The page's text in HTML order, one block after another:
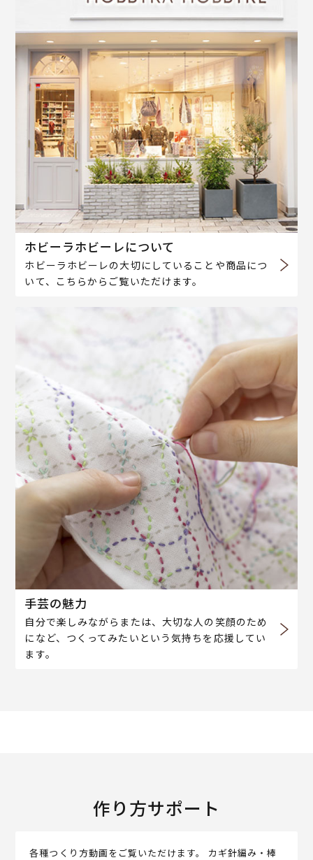
ホビーラホビーレについて
ホビーラホビーレの大切にしていることや商品につ
いて、こちらからご覧いただけます。
手芸の魅力
自分で楽しみながらまたは、大切な人の笑顔のため
になど、つくってみたいという気持ちを応援してい
ます。
作り方サポート
各種つくり方動画をご覧いただけます。 カギ針編み・棒